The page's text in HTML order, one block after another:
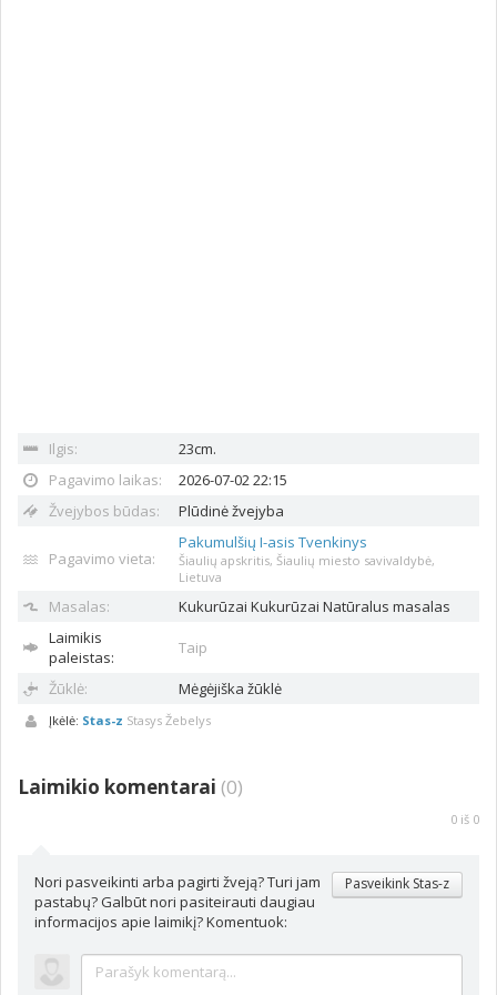
Ilgis:
23cm.
Pagavimo laikas:
2026-07-02 22:15
Žvejybos būdas:
Plūdinė žvejyba
Pagavimo vieta:
Pakumulšių I-asis Tvenkinys
Šiaulių apskritis, Šiaulių miesto savivaldybė,
Lietuva
Masalas: Kukurūzai Kukurūzai Natūralus masalas
Laimikis
paleistas:
Taip
Žūklė: Mėgėjiška žūklė
Įkėlė: Stas-z Stasys Žebelys
Laimikio komentarai (0)
0 iš 0
Nori pasveikinti arba pagirti žveją? Turi jam
pastabų? Galbūt nori pasiteirauti daugiau
informacijos apie laimikį? Komentuok:
Pasveikink Stas-z